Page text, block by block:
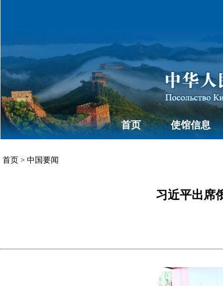
首页 使馆信息
首页 > 中国要闻
习近平出席